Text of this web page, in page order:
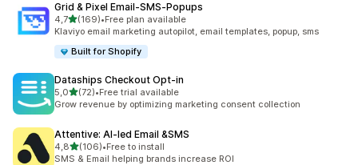
Grid & Pixel Email‑SMS‑Popups
4,7z 5 hvězd
(169)
Celkový počet recenzí: 169
•Free plan available
Klaviyo email marketing autopilot, email templates, popup, sms
Built for Shopify
Dataships Checkout Opt‑in
5,0z 5 hvězd
(72)
Celkový počet recenzí: 72
•Free trial available
Grow revenue by optimizing marketing consent collection
Attentive: AI‑led Email &SMS
4,8z 5 hvězd
(106)
Celkový počet recenzí: 106
•Free to install
SMS & Email helping brands increase ROI